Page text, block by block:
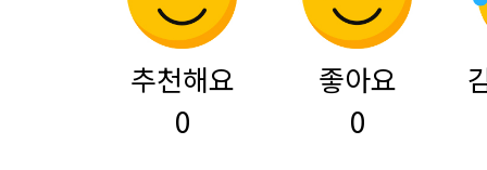
추천해요
0
좋아요
0